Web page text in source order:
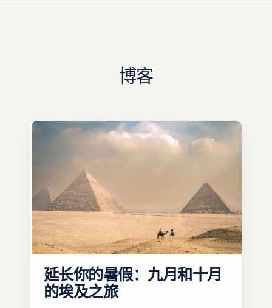
博客
延长你的暑假：九月和十月
的埃及之旅